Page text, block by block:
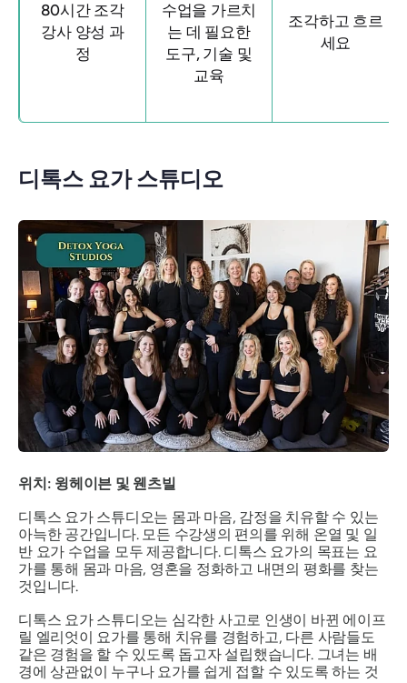
80시간 조각
강사 양성 과
정
수업을 가르치
는 데 필요한
도구, 기술 및
교육
조각하고 흐르
세요
디톡스 요가 스튜디오
위치: 윙헤이븐 및 웬츠빌
디톡스 요가 스튜디오는 몸과 마음, 감정을 치유할 수 있는
아늑한 공간입니다. 모든 수강생의 편의를 위해 온열 및 일
반 요가 수업을 모두 제공합니다. 디톡스 요가의 목표는 요
가를 통해 몸과 마음, 영혼을 정화하고 내면의 평화를 찾는
것입니다.
디톡스 요가 스튜디오는 심각한 사고로 인생이 바뀐 에이프
릴 엘리엇이 요가를 통해 치유를 경험하고, 다른 사람들도
같은 경험을 할 수 있도록 돕고자 설립했습니다. 그녀는 배
경에 상관없이 누구나 요가를 쉽게 접할 수 있도록 하는 것